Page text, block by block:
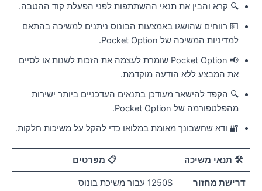
🔍 קרא והבין את תנאי ההשתתפות לפני הפעלת קוד ההטבה.
💵 רווחים שהושגו באמצעות הבונוס ניתנים למשיכה בהתאם
למדיניות המשיכה של Pocket Option.
📢 Pocket Option שומרת לעצמה את הזכות לשנות או לסיים
את המבצע ללא הודעה מוקדמת.
🔍 הקפד להישאר מעודכן בתנאים העדכניים ביותר ישירות
מהפלטפורמה של Pocket Option.
🔐 ודא שחשבונך מאומת במלואו כדי להקל על משיכות חלקות.
🛠 תנאי משיכה 📋 מפרטים
דרישת מחזור 1250$ עבור משיכת בונוס